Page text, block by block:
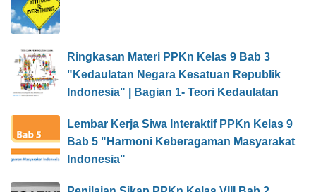
Ringkasan Materi PPKn Kelas 9 Bab 3
"Kedaulatan Negara Kesatuan Republik
Indonesia" | Bagian 1- Teori Kedaulatan
Lembar Kerja Siwa Interaktif PPKn Kelas 9
Bab 5 "Harmoni Keberagaman Masyarakat
Indonesia"